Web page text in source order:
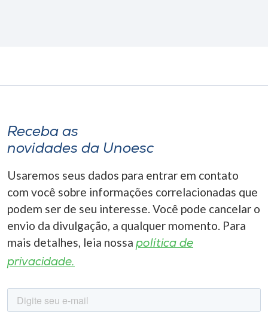
Receba as
novidades da Unoesc
Usaremos seus dados para entrar em contato
com você sobre informações correlacionadas que
podem ser de seu interesse. Você pode cancelar o
envio da divulgação, a qualquer momento. Para
mais detalhes, leia nossa política de
privacidade.